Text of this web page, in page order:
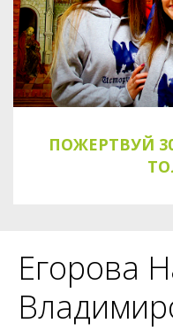
ПОЖЕРТВУЙ
Егорова